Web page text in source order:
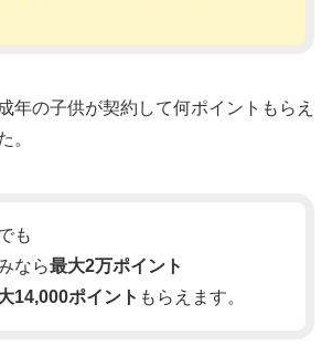
年の子供が契約して何ポイントもらえ
。
も
なら最大2万ポイント
14,000ポイント もらえます。